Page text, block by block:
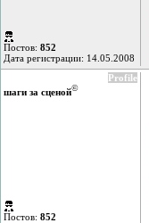
Постов: 852
Дата регистрации: 14.05.2008
Profile
шаги за сценой©
Постов: 852